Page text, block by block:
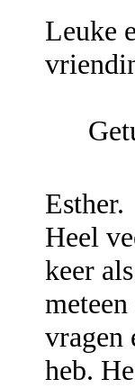
Leuke
Esther.
Heel
keer
vragen
heb.